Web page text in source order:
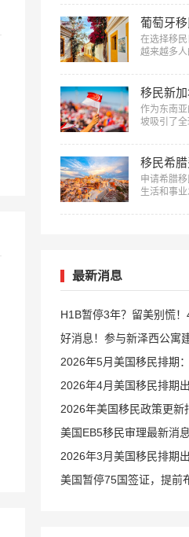
能够顺利
但要获得
卡，需要符
国投资移
件？下面
投资移民
葡萄牙
在选择移
越来越多人
风光、丰
良好的生活
光。本文
萄牙移民
地了解如
作为东南
坡吸引了全
吸引技术
成为新加坡
之一。下
坡的主流
径和条件
移民希腊
申请希腊
生活和事业
费用要求
最新消息
H1B暂停3年？留美别慌！
教你留美
好消息！参与新泽西公寓
2026年5月美国移民排期
旧政狂飙5个月！
2026年4月美国移民排期
前进，EB5新政依旧无排
2026年美国移民政策更新
美国EB5移民审理最新消息
2026年3月美国移民排期
进，EB5新政仍无排期
美国暂停75国签证，提前